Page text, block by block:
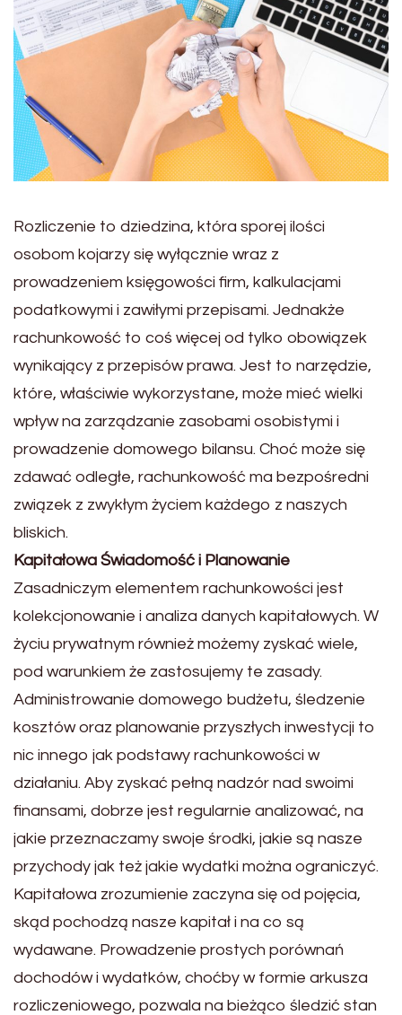
Rozliczenie to dziedzina, która sporej ilości
osobom kojarzy się wyłącznie wraz z
prowadzeniem księgowości firm, kalkulacjami
podatkowymi i zawiłymi przepisami. Jednakże
rachunkowość to coś więcej od tylko obowiązek
wynikający z przepisów prawa. Jest to narzędzie,
które, właściwie wykorzystane, może mieć wielki
wpływ na zarządzanie zasobami osobistymi i
prowadzenie domowego bilansu. Choć może się
zdawać odległe, rachunkowość ma bezpośredni
związek z zwykłym życiem każdego z naszych
bliskich.
Kapitałowa Świadomość i Planowanie
Zasadniczym elementem rachunkowości jest
kolekcjonowanie i analiza danych kapitałowych. W
życiu prywatnym również możemy zyskać wiele,
pod warunkiem że zastosujemy te zasady.
Administrowanie domowego budżetu, śledzenie
kosztów oraz planowanie przyszłych inwestycji to
nic innego jak podstawy rachunkowości w
działaniu. Aby zyskać pełną nadzór nad swoimi
finansami, dobrze jest regularnie analizować, na
jakie przeznaczamy swoje środki, jakie są nasze
przychody jak też jakie wydatki można ograniczyć.
Kapitałowa zrozumienie zaczyna się od pojęcia,
skąd pochodzą nasze kapitał i na co są
wydawane. Prowadzenie prostych porównań
dochodów i wydatków, choćby w formie arkusza
rozliczeniowego, pozwala na bieżąco śledzić stan